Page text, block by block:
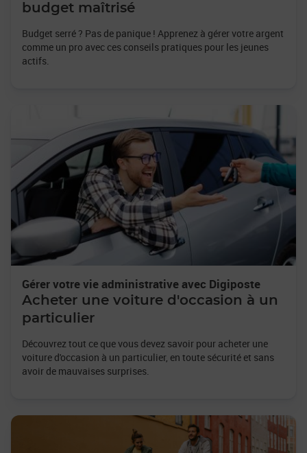
budget maîtrisé
Budget serré ? Pas de panique ! Apprenez à gérer votre argent
comme un pro avec ces conseils pratiques pour les jeunes
actifs.
Gérer votre vie administrative avec Digiposte
Acheter une voiture d'occasion à un
particulier
Découvrez tout ce que vous devez savoir pour acheter une
voiture d'occasion à un particulier, en toute sécurité et sans
avoir de mauvaises surprises.